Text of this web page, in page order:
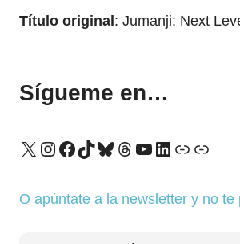
Título original : Jumanji: Next
Sígueme en…
X Instagram
Facebook
TikTok
Bluesky
Threads
YouTube
LinkedIn
Enlace
Enlace
O apúntate a la newsletter y no te